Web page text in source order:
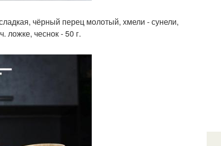
чёрный перец молотый, хмели - сунели,
ложке, чеснок - 50 г.